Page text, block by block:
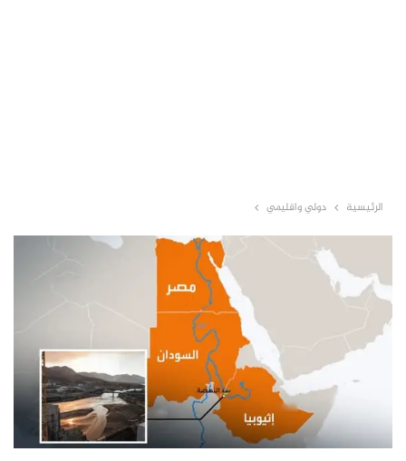
الرئيسية دولي واقليمي